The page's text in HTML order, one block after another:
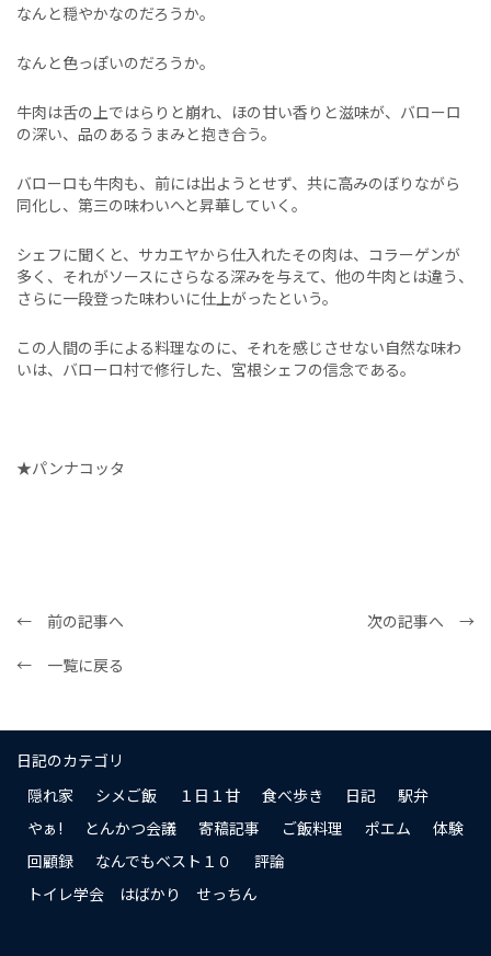
なんと穏やかなのだろうか。
なんと色っぽいのだろうか。
牛肉は舌の上ではらりと崩れ、ほの甘い香りと滋味が、バローロ
の深い、品のあるうまみと抱き合う。
バローロも牛肉も、前には出ようとせず、共に高みのぼりながら
同化し、第三の味わいへと昇華していく。
シェフに聞くと、サカエヤから仕入れたその肉は、コラーゲンが
多く、それがソースにさらなる深みを与えて、他の牛肉とは違う、
さらに一段登った味わいに仕上がったという。
この人間の手による料理なのに、それを感じさせない自然な味わ
いは、バローロ村で修行した、宮根シェフの信念である。
★パンナコッタ
← 前の記事へ
次の記事へ →
← 一覧に戻る
日記のカテゴリ
隠れ家
シメご飯 １日１甘 食べ歩き 日記
駅弁
やぁ!
とんかつ会議 寄稿記事 ご飯料理 ポエム
体験
回顧録
なんでもベスト１０
評論
トイレ学会 はばかり せっちん